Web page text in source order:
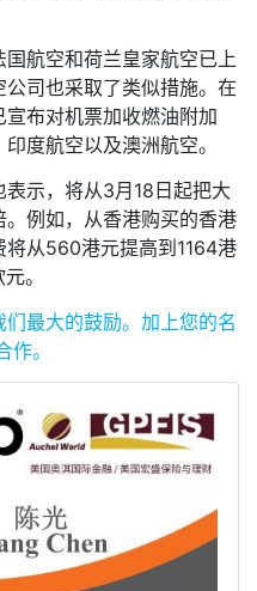
航空和荷兰皇家航空已上
司也采取了类似措施。在
布对机票加收燃油附加
度航空以及澳洲航空。
示，将从3月18日起把大
例如，从香港购买的香港
从560港元提高到1164港
。
最大的鼓励。 加上您的名
作。